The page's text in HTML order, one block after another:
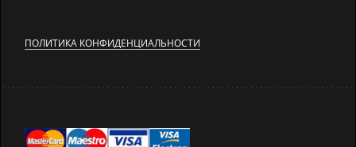
ПОЛИТИКА КОНФИДЕНЦИАЛЬНОСТИ